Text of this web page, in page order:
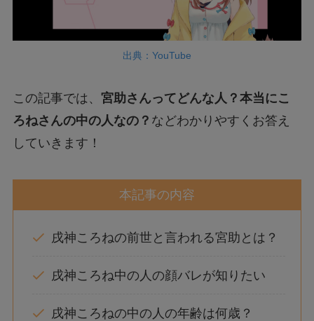
出典：YouTube
この記事では、 宮助さんってどんな人？本当にこ
ろねさんの中の人なの？ などわかりやすくお答え
していきます！
本記事の内容
戌神ころねの前世と言われる宮助とは？
戌神ころね中の人の顔バレが知りたい
戌神ころねの中の人の年齢は何歳？